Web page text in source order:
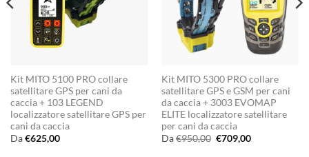
Kit MITO 5100 PRO collare
satellitare GPS per cani da
caccia + 103 LEGEND
localizzatore satellitare GPS per
cani da caccia
Da€625,00
Kit MITO 5300 PRO collare
satellitare GPS e GSM per cani
da caccia + 3003 EVOMAP
ELITE localizzatore satellitare
per cani da caccia
Da€950,00 Il
prezzo
€709,00Il